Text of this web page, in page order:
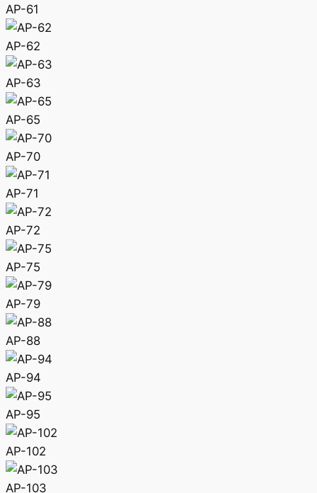
AP-61
AP-62
AP-63
AP-65
AP-70
AP-71
AP-72
AP-75
AP-79
AP-88
AP-94
AP-95
AP-102
AP-103